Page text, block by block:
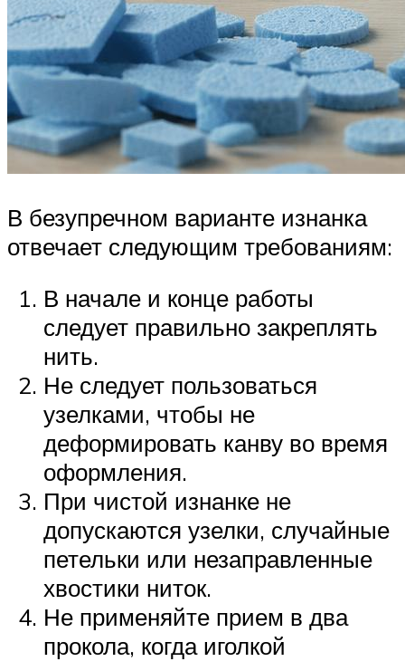
В безупречном варианте изнанка
отвечает следующим требованиям:
В начале и конце работы
следует правильно закреплять
нить.
Не следует пользоваться
узелками, чтобы не
деформировать канву во время
оформления.
При чистой изнанке не
допускаются узелки, случайные
петельки или незаправленные
хвостики ниток.
Не применяйте прием в два
прокола, когда иголкой